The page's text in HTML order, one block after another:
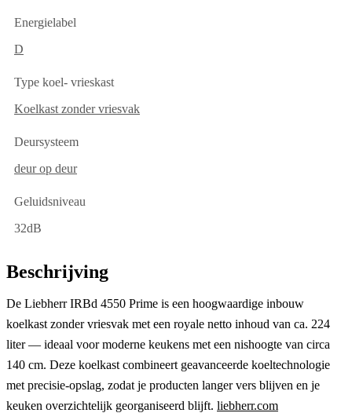
Energielabel
D
Type koel- vrieskast
Koelkast zonder vriesvak
Deursysteem
deur op deur
Geluidsniveau
32dB
Beschrijving
De Liebherr IRBd 4550 Prime is een hoogwaardige inbouw
koelkast zonder vriesvak met een royale netto inhoud van ca. 224
liter— ideaal voor moderne keukens met een nishoogte van circa
140 cm. Deze koelkast combineert geavanceerde koeltechnologie
met precisie-opslag, zodat je producten langer vers blijven en je
keuken overzichtelijk georganiseerd blijft. liebherr.com